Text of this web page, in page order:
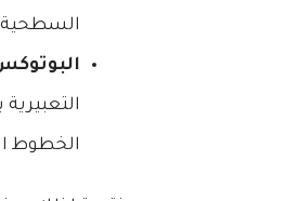
السطحية
التعبيرية
الخطوط